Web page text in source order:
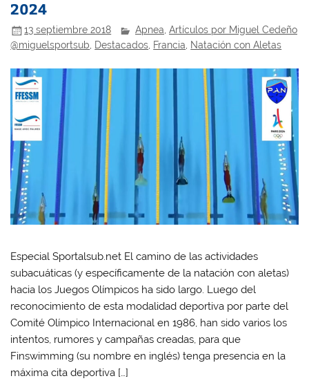
2024
13 septiembre 2018 Apnea ,Artículos por Miguel Cedeño
@miguelsportsub Destacados Francia Natación con Aletas
Especial Sportalsub.net El camino de las actividades
subacuáticas (y específicamente de la natación con aletas)
hacia los Juegos Olímpicos ha sido largo. Luego del
reconocimiento de esta modalidad deportiva por parte del
Comité Olímpico Internacional en 1986, han sido varios los
intentos, rumores y campañas creadas, para que
Finswimming (su nombre en inglés) tenga presencia en la
máxima cita deportiva […]